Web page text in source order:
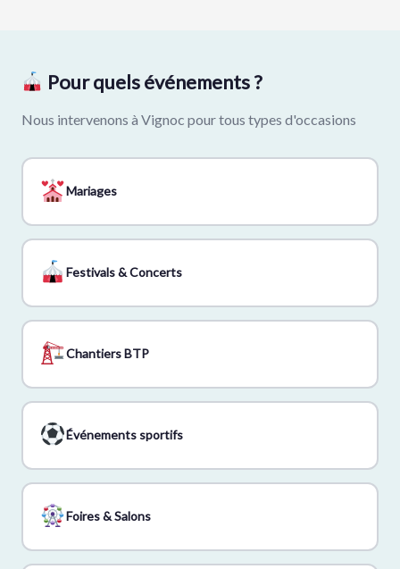
Pour quels événements ?
Nous intervenons à Vignoc pour tous types d'occasions
Mariages
Festivals & Concerts
Chantiers BTP
Événements sportifs
Foires & Salons